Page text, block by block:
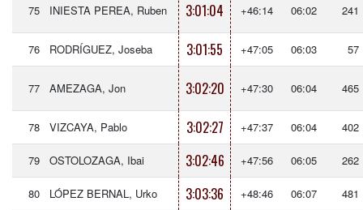
75 INIESTA PEREA, Ruben 3:01:04 +46:14 06:02 241
76 RODRÍGUEZ, Joseba 3:01:55 +47:05 06:03 57
77 AMEZAGA, Jon 3:02:20 +47:30 06:04 465
78 VIZCAYA, Pablo 3:02:27 +47:37 06:04 402
79 OSTOLOZAGA, Ibai 3:02:46 +47:56 06:05 262
80 LÓPEZ BERNAL, Urko 3:03:36 +48:46 06:07 481